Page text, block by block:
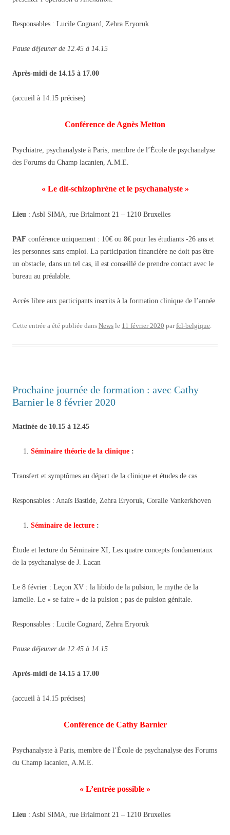
Responsables : Lucile Cognard, Zehra Eryoruk
Pause déjeuner de 12.45 à 14.15
Après-midi de 14.15 à 17.00
(accueil à 14.15 précises)
Conférence de Agnès Metton
Psychiatre, psychanalyste à Paris, membre de l’École de psychanalyse
des Forums du Champ lacanien, A.M.E.
« Le dit-schizophrène et le psychanalyste »
Lieu : Asbl SIMA, rue Brialmont 21 – 1210 Bruxelles
PAF conférence uniquement : 10€ ou 8€ pour les étudiants -26 ans et
les personnes sans emploi. La participation financière ne doit pas être
un obstacle, dans un tel cas, il est conseillé de prendre contact avec le
bureau au préalable.
Accès libre aux participants inscrits à la formation clinique de l’année
Cette entrée a été publiée dans News le 11 février 2020 parfcl-belgique.
Prochaine journée de formation : avec Cathy
Barnier le 8 février 2020
Matinée de 10.15 à 12.45
Séminaire théorie de la clinique :
Transfert et symptômes au départ de la clinique et études de cas
Responsables : Anaïs Bastide, Zehra Eryoruk, Coralie Vankerkhoven
Séminaire de lecture :
Étude et lecture du Séminaire XI, Les quatre concepts fondamentaux
de la psychanalyse de J. Lacan
Le 8 février : Leçon XV : la libido de la pulsion, le mythe de la
lamelle. Le « se faire » de la pulsion ; pas de pulsion génitale.
Responsables : Lucile Cognard, Zehra Eryoruk
Pause déjeuner de 12.45 à 14.15
Après-midi de 14.15 à 17.00
(accueil à 14.15 précises)
Conférence de Cathy Barnier
Psychanalyste à Paris, membre de l’École de psychanalyse des Forums
du Champ lacanien, A.M.E.
« L’entrée possible »
Lieu : Asbl SIMA, rue Brialmont 21 – 1210 Bruxelles